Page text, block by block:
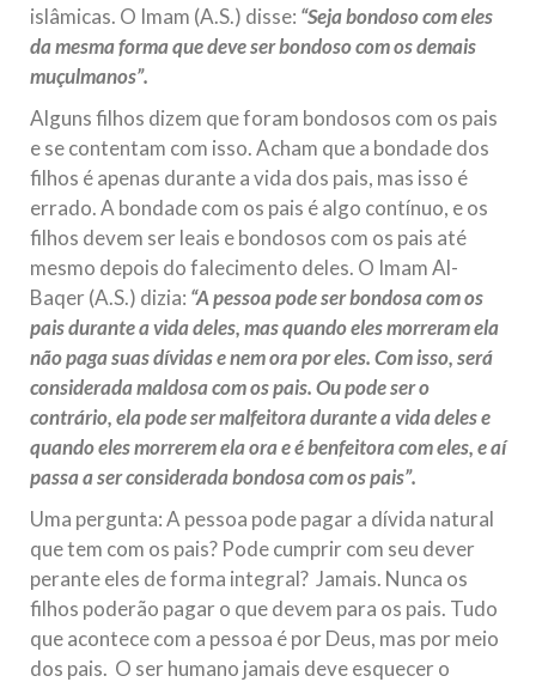
islâmicas. O Imam (A.S.) disse: “Seja bondoso com eles
da mesma forma que deve ser bondoso com os demais
muçulmanos”.
Alguns filhos dizem que foram bondosos com os pais
e se contentam com isso. Acham que a bondade dos
filhos é apenas durante a vida dos pais, mas isso é
errado. A bondade com os pais é algo contínuo, e os
filhos devem ser leais e bondosos com os pais até
mesmo depois do falecimento deles. O Imam Al-
Baqer (A.S.) dizia: “A pessoa pode ser bondosa com os
pais durante a vida deles, mas quando eles morreram ela
não paga suas dívidas e nem ora por eles. Com isso, será
considerada maldosa com os pais. Ou pode ser o
contrário, ela pode ser malfeitora durante a vida deles e
quando eles morrerem ela ora e é benfeitora com eles, e aí
passa a ser considerada bondosa com os pais”.
Uma pergunta: A pessoa pode pagar a dívida natural
que tem com os pais? Pode cumprir com seu dever
perante eles de forma integral? Jamais. Nunca os
filhos poderão pagar o que devem para os pais. Tudo
que acontece com a pessoa é por Deus, mas por meio
dos pais. O ser humano jamais deve esquecer o